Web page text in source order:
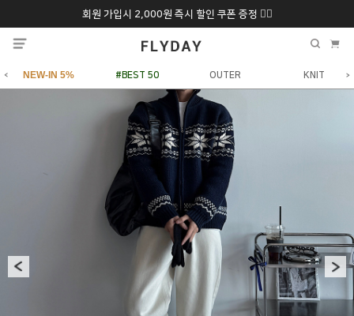
회원 가입시 2,000원 즉시 할인 쿠폰 증정 ❤️‍🔥
추석 특별 할인 10~20% 9/6 화 ~ 9/12월
NEW-IN 5% #BEST 50 OUTER KNIT